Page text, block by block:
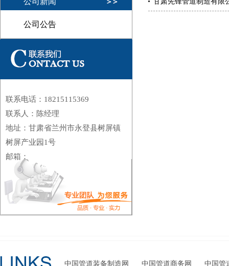
公司公告
联系电话：18215115369
联系人：陈经理
地址：甘肃省兰州市永登县树屏镇
树屏产业园1号
邮箱：
中国管道装备制造网 中国管道商务网 中国管